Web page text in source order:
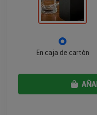
En caja de cartón